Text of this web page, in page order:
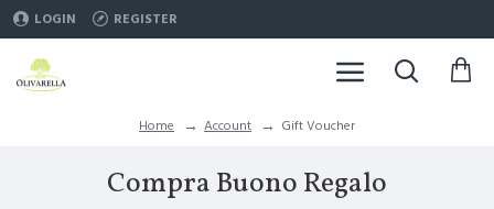
LOGIN REGISTER
Home Account Gift Voucher
Compra Buono Regalo